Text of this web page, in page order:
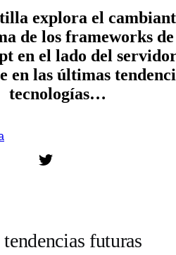
explora el
de los frameworks de
en el lado del
en las últimas
tecnologías…
futuras